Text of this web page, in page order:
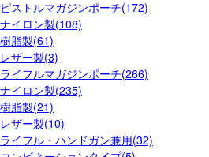
ピストルマガジンポーチ(172)
ナイロン製(108)
樹脂製(61)
レザー製(3)
ライフルマガジンポーチ(266)
ナイロン製(235)
樹脂製(21)
レザー製(10)
ライフル・ハンドガン兼用(32)